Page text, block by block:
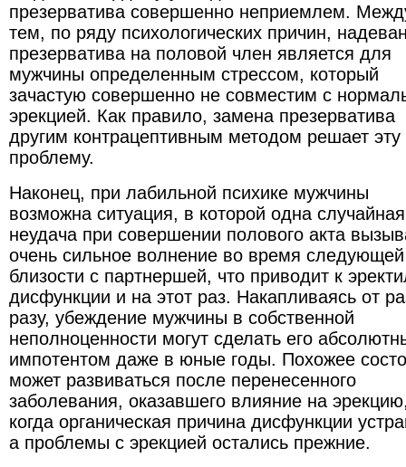
презерватива совершенно неприемлем.
тем, по ряду психологических причин,
презерватива на половой член является для
мужчины определенным стрессом, который
зачастую совершенно не совместим с
эрекцией. Как правило, замена презерватива
другим контрацептивным методом решает эту
проблему.
Наконец, при лабильной психике мужчины
возможна ситуация, в которой одна случайная
неудача при совершении полового акта
очень сильное волнение во время следующей
близости с партнершей, что приводит к
дисфункции и на этот раз. Накапливаясь от
разу, убеждение мужчины в собственной
неполноценности могут сделать его
импотентом даже в юные годы. Похожее
может развиваться после перенесенного
заболевания, оказавшего влияние на
когда органическая причина дисфункции
а проблемы с эрекцией остались прежние.